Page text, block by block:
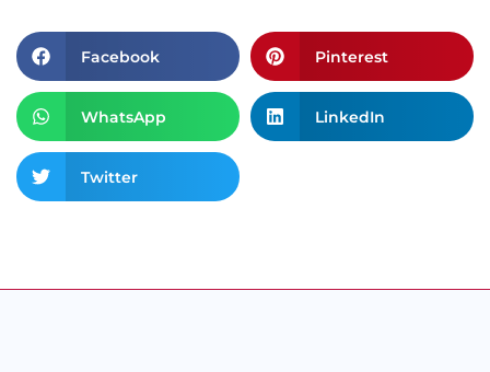
Facebook Pinterest
WhatsApp LinkedIn
Twitter